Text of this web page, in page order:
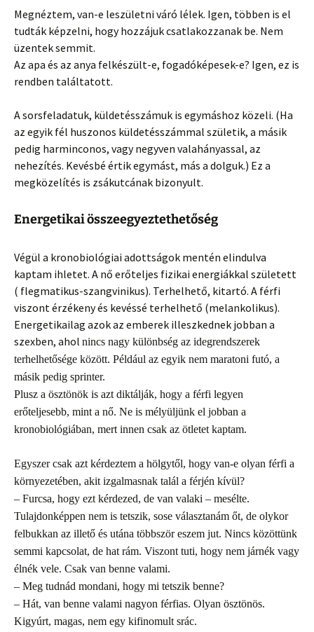
Megnéztem, van-e leszületni váró lélek. Igen, többen is el
tudták képzelni, hogy hozzájuk csatlakozzanak be. Nem
üzentek semmit.
Az apa és az anya felkészült-e, fogadóképesek-e? Igen, ez is
rendben találtatott.
A sorsfeladatuk, küldetésszámuk is egymáshoz közeli. (Ha
az egyik fél huszonos küldetésszámmal születik, a másik
pedig harminconos, vagy negyven valahányassal, az
nehezítés. Kevésbé értik egymást, más a dolguk.) Ez a
megközelítés is zsákutcának bizonyult.
Energetikai összeegyeztethetőség
Végül a kronobiológiai adottságok mentén elindulva
kaptam ihletet. A nő erőteljes fizikai energiákkal született
( flegmatikus-szangvinikus). Terhelhető, kitartó. A férfi
viszont érzékeny és kevéssé terhelhető (melankolikus).
Energetikailag azok az emberek illeszkednek jobban a
szexben, ahol nincs nagy különbség az idegrendszerek
terhelhetősége között. Például az egyik nem maratoni futó, a
másik pedig sprinter.
Plusz a ösztönök is azt diktálják, hogy a férfi legyen
erőteljesebb, mint a nő. Ne is mélyüljünk el jobban a
kronobiológiában, mert innen csak az ötletet kaptam.
Egyszer csak azt kérdeztem a hölgytől, hogy van-e olyan férfi a
környezetében, akit izgalmasnak talál a férjén kívül?
– Furcsa, hogy ezt kérdezed, de van valaki – mesélte.
Tulajdonképpen nem is tetszik, sose választanám őt, de olykor
felbukkan az illető és utána többször eszem jut. Nincs közöttünk
semmi kapcsolat, de hat rám. Viszont tuti, hogy nem járnék vagy
élnék vele. Csak van benne valami.
– Meg tudnád mondani, hogy mi tetszik benne?
– Hát, van benne valami nagyon férfias. Olyan ösztönös.
Kigyúrt, magas, nem egy kifinomult srác.